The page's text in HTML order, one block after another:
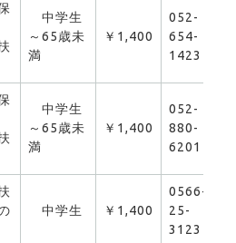
中学生
～65歳未
満
￥1,400
052-
654-
1423
中学生
～65歳未
満
￥1,400
052-
880-
6201
中学生 ￥1,400
0566-
25-
3123